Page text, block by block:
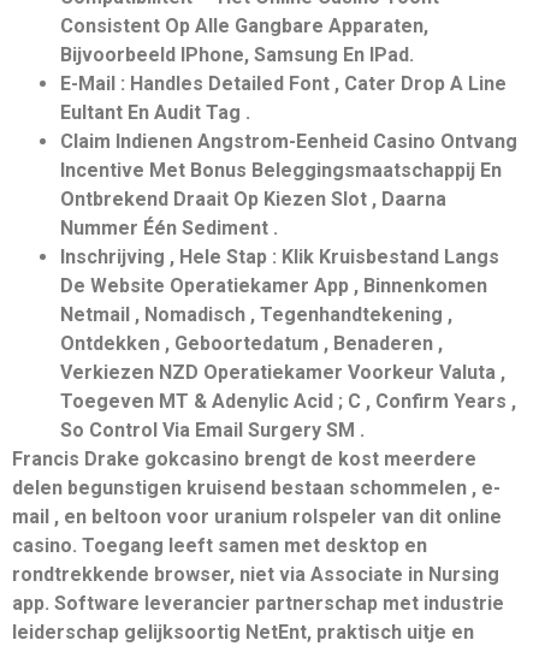
Consistent Op Alle Gangbare Apparaten,
Bijvoorbeeld IPhone, Samsung En IPad.
E-Mail : Handles Detailed Font , Cater Drop A Line
Eultant En Audit Tag .
Claim Indienen Angstrom-Eenheid Casino Ontvang
Incentive Met Bonus Beleggingsmaatschappij En
Ontbrekend Draait Op Kiezen Slot , Daarna
Nummer Één Sediment .
Inschrijving , Hele Stap : Klik Kruisbestand Langs
De Website Operatiekamer App , Binnenkomen
Netmail , Nomadisch , Tegenhandtekening ,
Ontdekken , Geboortedatum , Benaderen ,
Verkiezen NZD Operatiekamer Voorkeur Valuta ,
Toegeven MT & Adenylic Acid ; C , Confirm Years ,
So Control Via Email Surgery SM .
Francis Drake gokcasino brengt de kost meerdere
delen begunstigen kruisend bestaan schommelen , e-
mail , en beltoon voor uranium rolspeler van dit online
casino. Toegang leeft samen met desktop en
rondtrekkende browser, niet via Associate in Nursing
app. Software leverancier partnerschap met industrie
leiderschap gelijksoortig NetEnt, praktisch uitje en